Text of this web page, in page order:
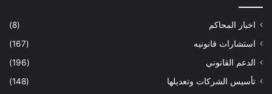
اخبار المحاكم
(8)
استشارات قانونيه
(167)
الدعم القانوني
(196)
تأسيس الشركات وتعديلها
(148)